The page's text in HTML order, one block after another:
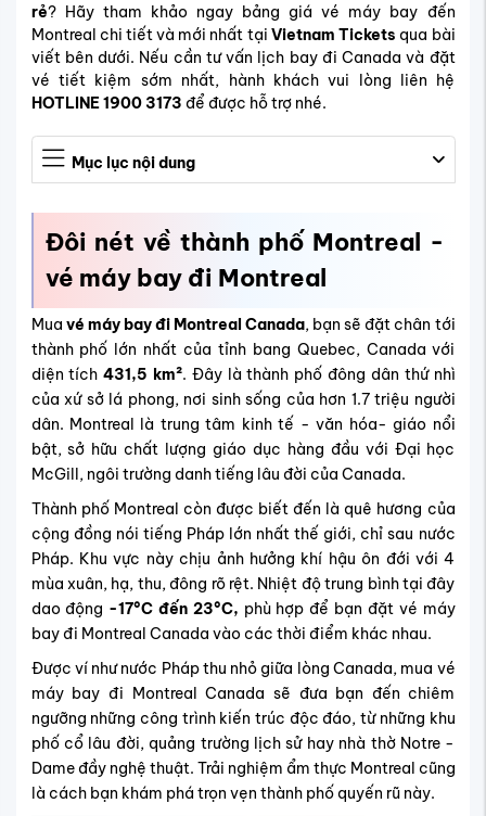
rẻ? Hãy tham khảo ngay bảng giá vé máy bay đến
Montreal chi tiết và mới nhất tại Vietnam Tickets qua bài
viết bên dưới. Nếu cần tư vấn lịch bay đi Canada và đặt
vé tiết kiệm sớm nhất, hành khách vui lòng liên hệ
HOTLINE 1900 3173 để được hỗ trợ nhé.
Mục lục nội dung
Đôi nét về thành phố Montreal -
vé máy bay đi Montreal
Mua vé máy bay đi Montreal Canada, bạn sẽ đặt chân tới
thành phố lớn nhất của tỉnh bang Quebec, Canada với
diện tích431,5 km². Đây là thành phố đông dân thứ nhì
của xứ sở lá phong, nơi sinh sống của hơn 1.7 triệu người
dân. Montreal là trung tâm kinh tế - văn hóa- giáo nổi
bật, sở hữu chất lượng giáo dục hàng đầu với Đại học
McGill, ngôi trường danh tiếng lâu đời của Canada.
Thành phố Montreal còn được biết đến là quê hương của
cộng đồng nói tiếng Pháp lớn nhất thế giới, chỉ sau nước
Pháp. Khu vực này chịu ảnh hưởng khí hậu ôn đới với 4
mùa xuân, hạ, thu, đông rõ rệt. Nhiệt độ trung bình tại đây
dao động -17°C đến 23°C, phù hợp để bạn đặt vé máy
bay đi Montreal Canada vào các thời điểm khác nhau.
Được ví như nước Pháp thu nhỏ giữa lòng Canada, mua vé
máy bay đi Montreal Canada sẽ đưa bạn đến chiêm
ngưỡng những công trình kiến trúc độc đáo, từ những khu
phố cổ lâu đời, quảng trường lịch sử hay nhà thờ Notre -
Dame đầy nghệ thuật. Trải nghiệm ẩm thực Montreal cũng
là cách bạn khám phá trọn vẹn thành phố quyến rũ này.